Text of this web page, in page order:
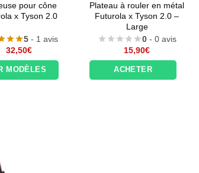
pour cône
x Tyson 2.0
5 - 1 avis
32,50€
MODÈLES
Plateau à rouler en métal
Futurola x Tyson 2.0 –
Large
0- 0 avis
15,90€
ACHETER